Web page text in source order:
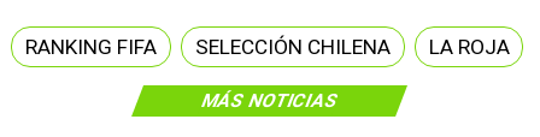
MÁS NOTICIAS
RANKING FIFA SELECCIÓN CHILENA LA ROJA